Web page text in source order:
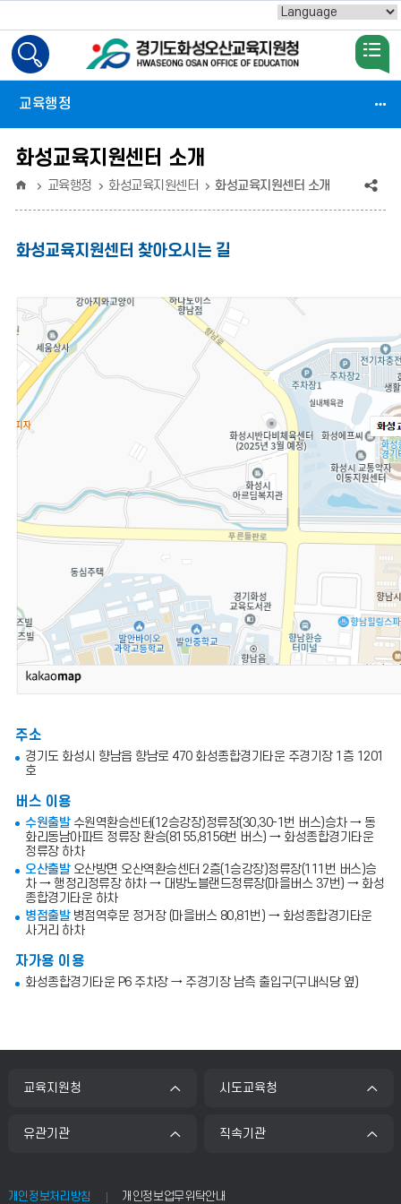
검
색
성
Powered by
교육행정
화성교육지원센터 소개
교육행정 화성교육지원센터 화성교육지원센터 소개
공
축
소)
화성교육지원센터 찾아오시는 길
주소
경기도 화성시 향남읍 향남로 470 화성종합경기타운 주경기장 1층 1201
호
버스 이용
수원출발수원역환승센터(12승강장)정류장(30,30-1번 버스)승차 → 동
화리동남아파트 정류장 환승(8155,8156번 버스) → 화성종합경기타운
정류장 하차
오산출발오산방면 오산역환승센터 2층(1승강장)정류장(111번 버스)승
차 → 행정리정류장 하차 → 대방노블랜드정류장(마을버스 37번) → 화성
종합경기타운 하차
병점출발병점역후문 정거장 (마을버스 80,81번) → 화성종합경기타운
사거리 하차
자가용 이용
화성종합경기타운 P6 주차장 → 주경기장 남측 출입구(구내식당 옆)
교육지원청 시도교육청
유관기관 직속기관
개인정보처리방침 개인정보업무위탁안내